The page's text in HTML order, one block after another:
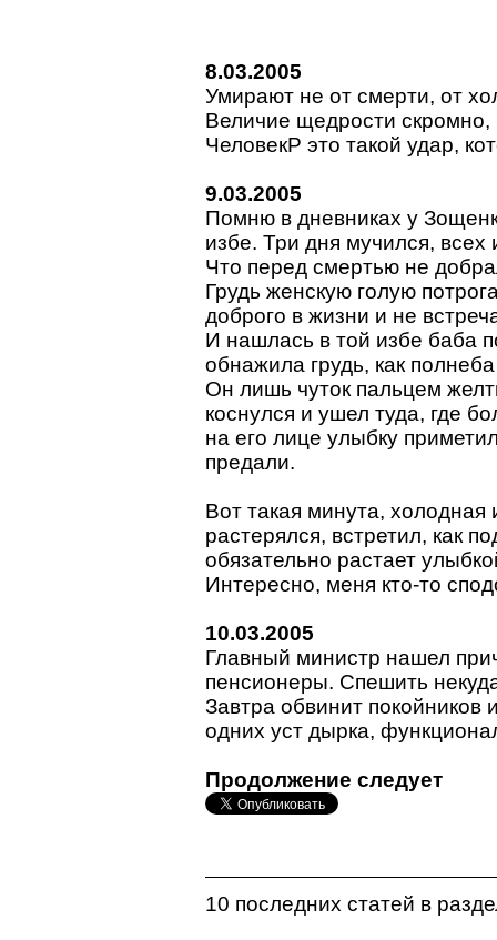
8.03.2005
Умирают не от смерти, от
Величие щедрости скромно,
ЧеловекP это такой удар,
9.03.2005
Помню в дневниках у
избе. Три дня мучился,
Что перед смертью не
Грудь женскую голую
доброго в жизни и не
И нашлась в той избе баба
обнажила грудь, как
Он лишь чуток пальцем
коснулся и ушел туда, где
на его лице улыбку
предали.
Вот такая минута, холодная
растерялся, встретил, как
обязательно растает
Интересно, меня кто-то
10.03.2005
Главный министр нашел
пенсионеры. Спешить
Завтра обвинит покойников
одних уст дырка,
Продолжение следует
10 последних статей в